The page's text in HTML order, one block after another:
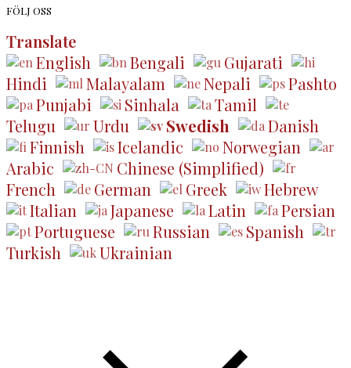
FÖLJ OSS
Translate
English
Bengali
Gujarati
Hindi
Malayalam Nepali
Pashto
Punjabi
Sinhala
Tamil
Telugu
Urdu Swedish
Danish
Finnish
Icelandic
Norwegian
Arabic
Chinese (Simplified)
French
German Greek
Hebrew
Italian
Japanese Latin
Persian
Portuguese
Russian
Spanish
Turkish
Ukrainian